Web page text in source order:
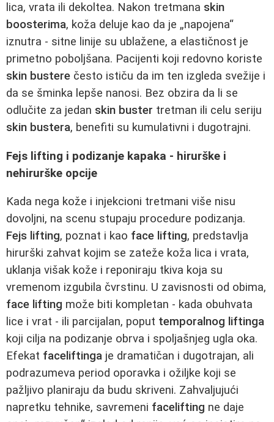
lica, vrata ili dekoltea. Nakon tretmana skin
boosterima, koža deluje kao da je „napojena“
iznutra - sitne linije su ublažene, a elastičnost je
primetno poboljšana. Pacijenti koji redovno koriste
skin bustere često ističu da im ten izgleda svežije i
da se šminka lepše nanosi. Bez obzira da li se
odlučite za jedan skin buster tretman ili celu seriju
skin bustera, benefiti su kumulativni i dugotrajni.
Fejs lifting i podizanje kapaka - hirurške i
nehirurške opcije
Kada nega kože i injekcioni tretmani više nisu
dovoljni, na scenu stupaju procedure podizanja.
Fejs lifting, poznat i kao face lifting, predstavlja
hirurški zahvat kojim se zateže koža lica i vrata,
uklanja višak kože i reponiraju tkiva koja su
vremenom izgubila čvrstinu. U zavisnosti od obima,
face lifting može biti kompletan - kada obuhvata
lice i vrat - ili parcijalan, poput temporalnog liftinga
koji cilja na podizanje obrva i spoljašnjeg ugla oka.
Efekat faceliftinga je dramatičan i dugotrajan, ali
podrazumeva period oporavka i ožiljke koji se
pažljivo planiraju da budu skriveni. Zahvaljujući
napretku tehnike, savremeni facelifting ne daje